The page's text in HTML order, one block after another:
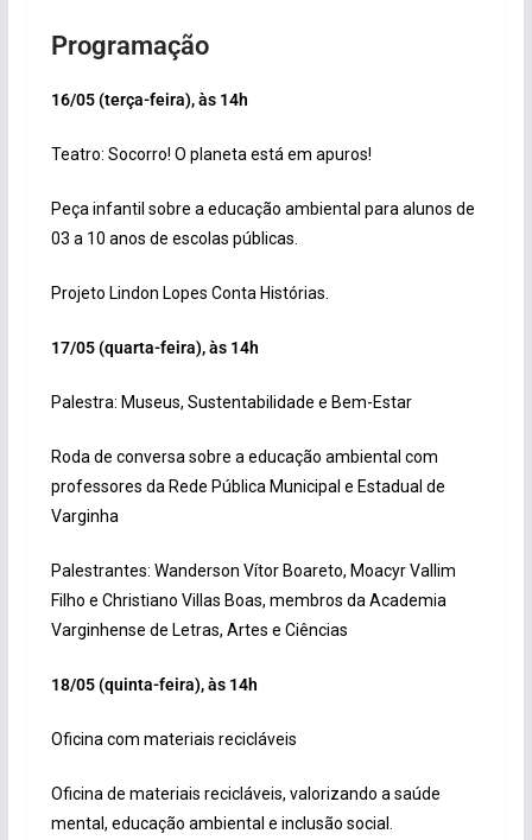
Programação
16/05 (terça-feira), às 14h
Teatro: Socorro! O planeta está em apuros!
Peça infantil sobre a educação ambiental para alunos de
03 a 10 anos de escolas públicas.
Projeto Lindon Lopes Conta Histórias.
17/05 (quarta-feira), às 14h
Palestra: Museus, Sustentabilidade e Bem-Estar
Roda de conversa sobre a educação ambiental com
professores da Rede Pública Municipal e Estadual de
Varginha
Palestrantes: Wanderson Vítor Boareto, Moacyr Vallim
Filho e Christiano Villas Boas, membros da Academia
Varginhense de Letras, Artes e Ciências
18/05 (quinta-feira), às 14h
Oficina com materiais recicláveis
Oficina de materiais recicláveis, valorizando a saúde
mental, educação ambiental e inclusão social.